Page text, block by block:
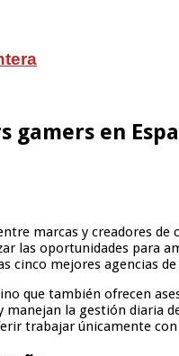
gamers en
marcas y creadores
las oportunidades para
cinco mejores agencias
que también ofrecen
la gestión
trabajar únicamente